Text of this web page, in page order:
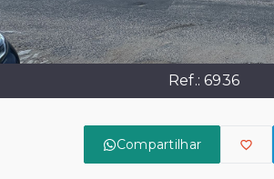
Ref.: 6936
Compartilhar